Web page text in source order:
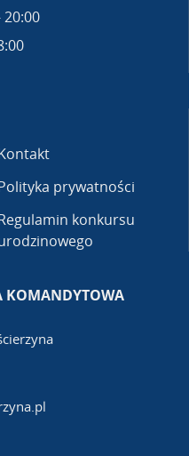
20:00
prywatności
konkursu
KOMANDYTOWA